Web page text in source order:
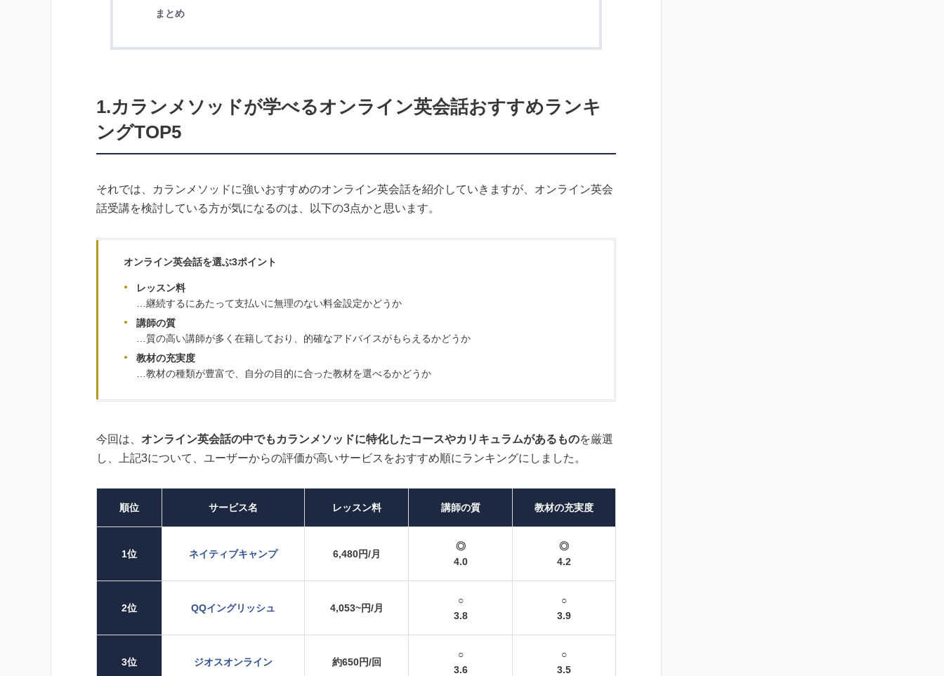
まとめ
1.カランメソッドが学べるオンライン英会話おすすめランキ
ングTOP5
それでは、カランメソッドに強いおすすめのオンライン英会話を紹介していきますが、オンライン英会
話受講を検討している方が気になるのは、以下の3点かと思います。
オンライン英会話を選ぶ3ポイント
レッスン料
…継続するにあたって支払いに無理のない料金設定かどうか
講師の質
…質の高い講師が多く在籍しており、的確なアドバイスがもらえるかどうか
教材の充実度
…教材の種類が豊富で、自分の目的に合った教材を選べるかどうか
今回は、 オンライン英会話の中でもカランメソッドに特化したコースやカリキュラムがあるものを厳選
し、上記3について、ユーザーからの評価が高いサービスをおすすめ順にランキングにしました。
順位 サービス名 レッスン料 講師の質 教材の充実度
1位 ネイティブキャンプ 6,480円/月
◎
4.0
◎
4.2
2位 QQイングリッシュ 4,053~円/月
○
3.8
○
3.9
3位 ジオスオンライン 約650円/回
○
3.6
○
3.5